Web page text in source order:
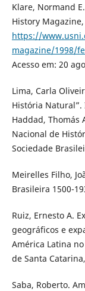
Klare, Normand
History
https://
magazine/1998/
Acesso em: 20
Lima, Carla
História Natural”.
Haddad, Thomás
Nacional de
Sociedade
Meirelles Filho,
Brasileira 1500-
Ruiz, Ernesto A.
geográficos e
América Latina
de Santa
Saba, Roberto.